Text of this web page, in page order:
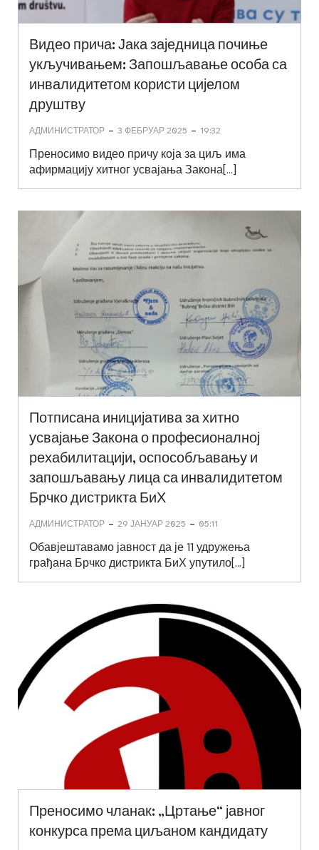
Видео прича: Јака заједница почиње
укључивањем: Запошљавање особа са
инвалидитетом користи цијелом
друштву
АДМИНИСТРАТОР - 3 ФЕБРУАР 2025 - 19:32
Преносимо видео причу која за циљ има
афирмацију хитног усвајања Закона[…]
Потписана иницијатива за хитно
усвајање Закона о професионалној
рехабилитацији, оспособљавању и
запошљавању лица са инвалидитетом
Брчко дистрикта БиХ
АДМИНИСТРАТОР - 29 ЈАНУАР 2025 - 05:11
Обавјештавамо јавност да је 11 удружења
грађана Брчко дистрикта БиХ упутило[…]
Преносимо чланак: „Цртање“ јавног
конкурса према циљаном кандидату